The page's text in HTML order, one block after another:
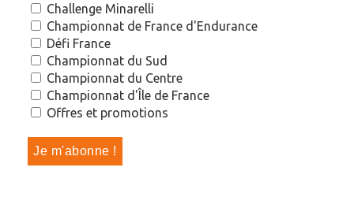
Challenge Minarelli
Championnat de France d'Endurance
Défi France
Championnat du Sud
Championnat du Centre
Championnat d'Île de France
Offres et promotions